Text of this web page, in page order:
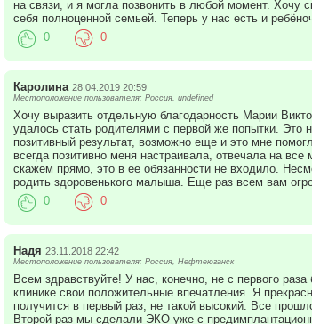
на связи, и я могла позвонить в любой момент. Хочу
себя полноценной семьей. Теперь у нас есть и
0 0
Каролина 28.04.2019 20:59
Местоположение пользователя: Россия, undefined
Хочу выразить отдельную благодарность Марии
удалось стать родителями с первой же попытки.
позитивный результат, возможно еще и это мне
всегда позитивно меня настраивала, отвечала на
скажем прямо, это в ее обязанности не входило.
родить здоровенького малыша. Еще раз всем вам
0 0
Надя 23.11.2018 22:42
Местоположение пользователя: Россия, Нефтеюганск
Всем здравствуйте! У нас, конечно, не с первого
клинике свои положительные впечатления. Я
получится в первый раз, не такой высокий. Все
Второй раз мы сделали ЭКО уже с